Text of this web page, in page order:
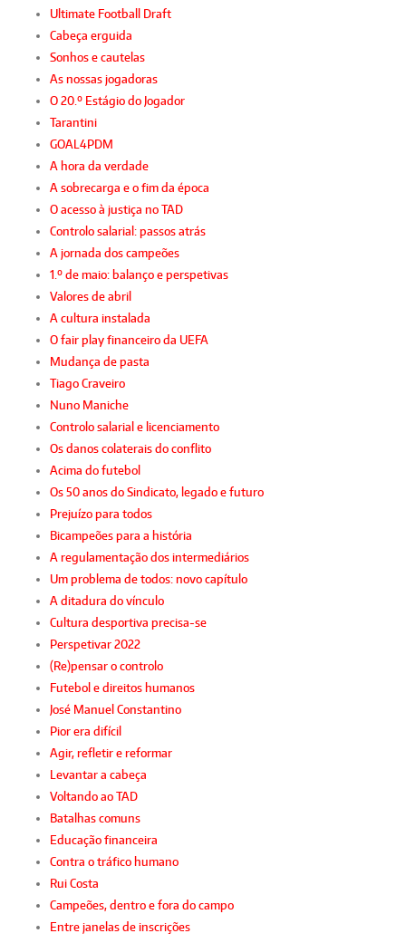
Ultimate Football Draft
Cabeça erguida
Sonhos e cautelas
As nossas jogadoras
O 20.º Estágio do Jogador
Tarantini
GOAL4PDM
A hora da verdade
A sobrecarga e o fim da época
O acesso à justiça no TAD
Controlo salarial: passos atrás
A jornada dos campeões
1.º de maio: balanço e perspetivas
Valores de abril
A cultura instalada
O fair play financeiro da UEFA
Mudança de pasta
Tiago Craveiro
Nuno Maniche
Controlo salarial e licenciamento
Os danos colaterais do conflito
Acima do futebol
Os 50 anos do Sindicato, legado e futuro
Prejuízo para todos
Bicampeões para a história
A regulamentação dos intermediários
Um problema de todos: novo capítulo
A ditadura do vínculo
Cultura desportiva precisa-se
Perspetivar 2022
(Re)pensar o controlo
Futebol e direitos humanos
José Manuel Constantino
Pior era difícil
Agir, refletir e reformar
Levantar a cabeça
Voltando ao TAD
Batalhas comuns
Educação financeira
Contra o tráfico humano
Rui Costa
Campeões, dentro e fora do campo
Entre janelas de inscrições